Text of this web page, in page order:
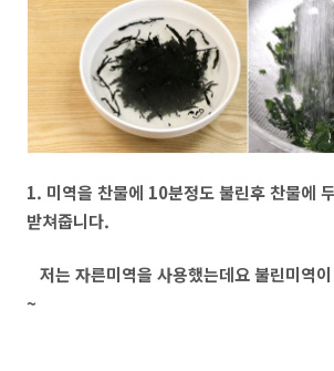
1. 미역을 찬물에 10분정도 불린후 찬물에
받쳐줍니다.
저는 자른미역을 사용했는데요 불린미역
~